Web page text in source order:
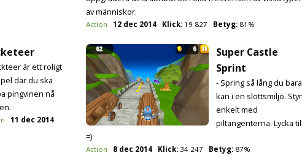
av människor.
Action 12 dec 2014 Klick:19 827 Betyg: 81%
är ett roligt
där du ska
pingvinen nå
11 dec 2014
Super Castle
Sprint
- Spring så lång du bara
kan i en slottsmiljö. Styr
enkelt med
piltangenterna. Lycka till
=)
Action 8 dec 2014 Klick:34 247 Betyg: 87%